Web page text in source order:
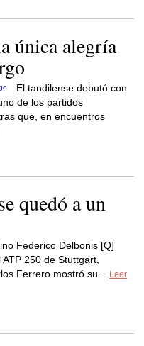
única alegría
El tandilense debutó con
de los partidos
que, en encuentros
quedó a un
Federico Delbonis [Q]
250 de Stuttgart,
Ferrero mostró su...
Leer